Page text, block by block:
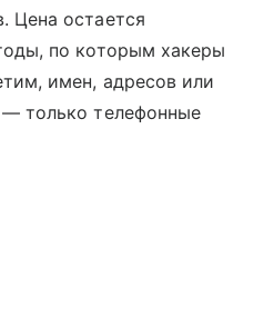
Цена остается
по которым хакеры
имен, адресов или
— только телефонные